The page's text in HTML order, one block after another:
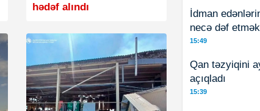
hədəf alındı
İdman
necə dəf
15:49
Qan təzyiqini
açıqladı
15:39